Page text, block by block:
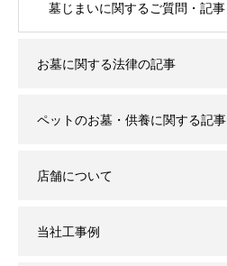
墓じまいに関するご質問・記事
お墓に関する法律の記事
ペットのお墓・供養に関する記事
店舗について
当社工事例